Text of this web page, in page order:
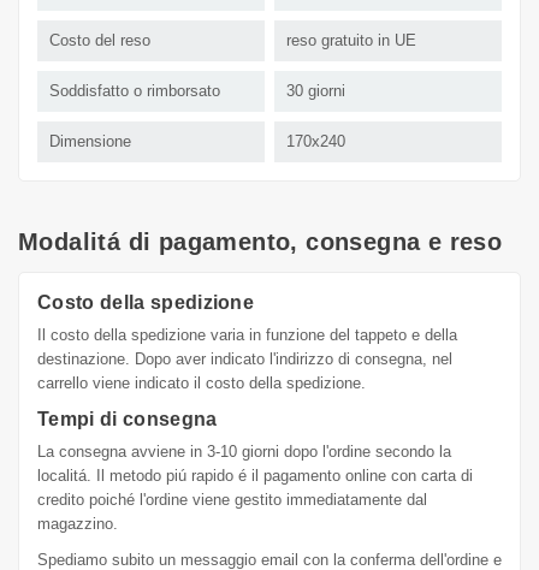
Costo del reso reso gratuito in UE
Soddisfatto o rimborsato 30 giorni
Dimensione 170x240
Modalitá di pagamento, consegna e reso
Costo della spedizione
Il costo della spedizione varia in funzione del tappeto e della
destinazione. Dopo aver indicato l'indirizzo di consegna, nel
carrello viene indicato il costo della spedizione.
Tempi di consegna
La consegna avviene in 3-10 giorni dopo l'ordine secondo la
localitá. Il metodo piú rapido é il pagamento online con carta di
credito poiché l'ordine viene gestito immediatamente dal
magazzino.
Spediamo subito un messaggio email con la conferma dell'ordine e